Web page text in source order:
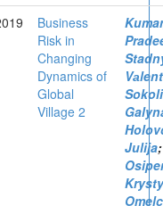
Business
Risk in
Changing
Dynamics of
Global
Village 2
Julija;